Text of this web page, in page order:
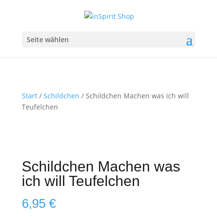
Seite wählen
Start/ Schildchen / Schildchen Machen was ich will
Teufelchen
Schildchen Machen was
ich will Teufelchen
6,95 €